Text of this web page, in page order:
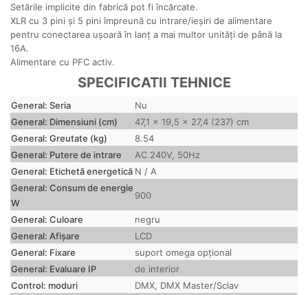
Setările implicite din fabrică pot fi încărcate.
XLR cu 3 pini și 5 pini împreună cu intrare/ieșiri de alimentare
pentru conectarea ușoară în lanț a mai multor unități de până la
16A.
Alimentare cu PFC activ.
SPECIFICATII TEHNICE
General: Seria
Nu
General: Dimensiuni (cm)
47,1 x 19,5 x 27,4 (237) cm
General: Greutate (kg)
8.54
General: Putere de intrare
AC 240V, 50Hz
General: Etichetă energetică N / A
General: Consum de energie
W
900
General: Culoare
negru
General: Afișare
LCD
General: Fixare
suport omega opțional
General: Evaluare IP
de interior
Control: moduri
DMX, DMX Master/Sclav